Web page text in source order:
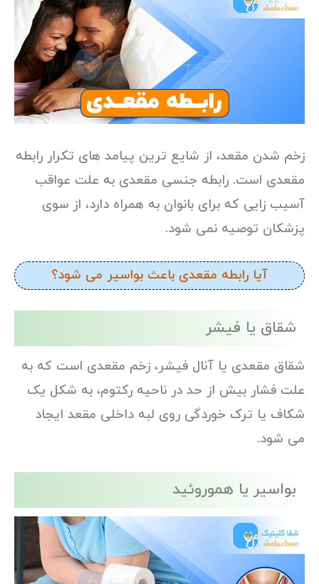
زخم شدن مقعد، از شایع ترین پیامد های تکرار رابطه
مقعدی است. رابطه جنسی مقعدی به علت عواقب
آسیب زایی که برای بانوان به همراه دارد، از سوی
پزشکان توصیه نمی شود.
آیا رابطه مقعدی باعث بواسیر می شود؟
شقاق یا فیشر
شقاق مقعدی یا آنال فیشر، زخم مقعدی است که به
علت فشار بیش از حد در ناحیه رکتوم، به شکل یک
شکاف یا ترک خوردگی روی لبه داخلی مقعد ایجاد
می شود.
بواسیر یا هموروئید